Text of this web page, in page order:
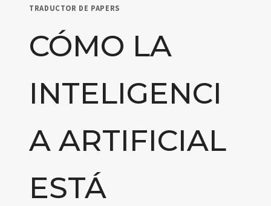
TRADUCTOR DE PAPERS
CÓMO LA
INTELIGENCI
A ARTIFICIAL
ESTÁ